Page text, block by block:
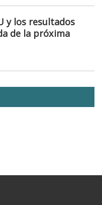
y los resultados
de la próxima